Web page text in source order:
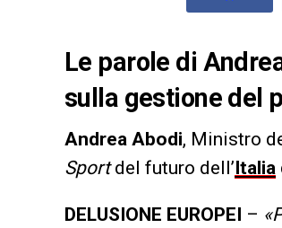
Le parole di
sulla gestione del
Andrea Abodi, Ministro
Sportdel futuro dell’Italia
DELUSIONE EUROPEI –